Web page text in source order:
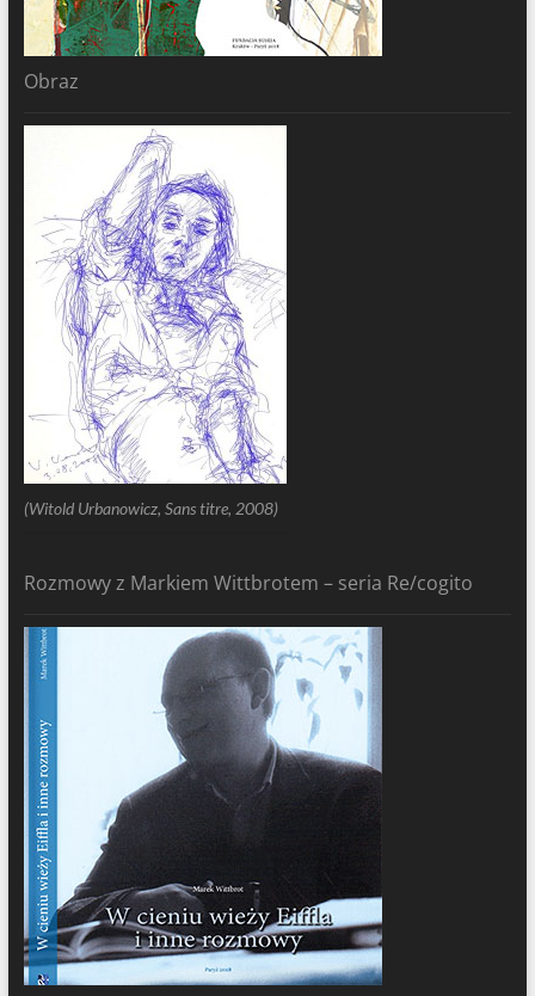
Obraz
(Witold Urbanowicz, Sans titre, 2008)
Rozmowy z Markiem Wittbrotem – seria Re/cogito